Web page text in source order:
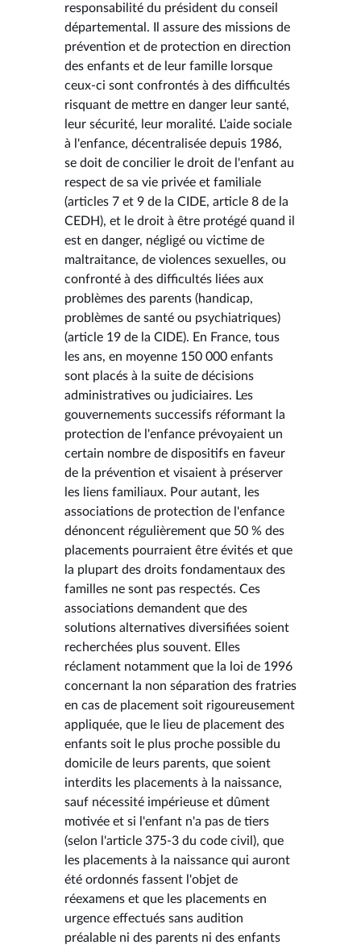
responsabilité du président du conseil
départemental. Il assure des missions de
prévention et de protection en direction
des enfants et de leur famille lorsque
ceux-ci sont confrontés à des difficultés
risquant de mettre en danger leur santé,
leur sécurité, leur moralité. L'aide sociale
à l'enfance, décentralisée depuis 1986,
se doit de concilier le droit de l'enfant au
respect de sa vie privée et familiale
(articles 7 et 9 de la CIDE, article 8 de la
CEDH), et le droit à être protégé quand il
est en danger, négligé ou victime de
maltraitance, de violences sexuelles, ou
confronté à des difficultés liées aux
problèmes des parents (handicap,
problèmes de santé ou psychiatriques)
(article 19 de la CIDE). En France, tous
les ans, en moyenne 150 000 enfants
sont placés à la suite de décisions
administratives ou judiciaires. Les
gouvernements successifs réformant la
protection de l'enfance prévoyaient un
certain nombre de dispositifs en faveur
de la prévention et visaient à préserver
les liens familiaux. Pour autant, les
associations de protection de l'enfance
dénoncent régulièrement que 50 % des
placements pourraient être évités et que
la plupart des droits fondamentaux des
familles ne sont pas respectés. Ces
associations demandent que des
solutions alternatives diversifiées soient
recherchées plus souvent. Elles
réclament notamment que la loi de 1996
concernant la non séparation des fratries
en cas de placement soit rigoureusement
appliquée, que le lieu de placement des
enfants soit le plus proche possible du
domicile de leurs parents, que soient
interdits les placements à la naissance,
sauf nécessité impérieuse et dûment
motivée et si l'enfant n'a pas de tiers
(selon l'article 375-3 du code civil), que
les placements à la naissance qui auront
été ordonnés fassent l'objet de
réexamens et que les placements en
urgence effectués sans audition
préalable ni des parents ni des enfants